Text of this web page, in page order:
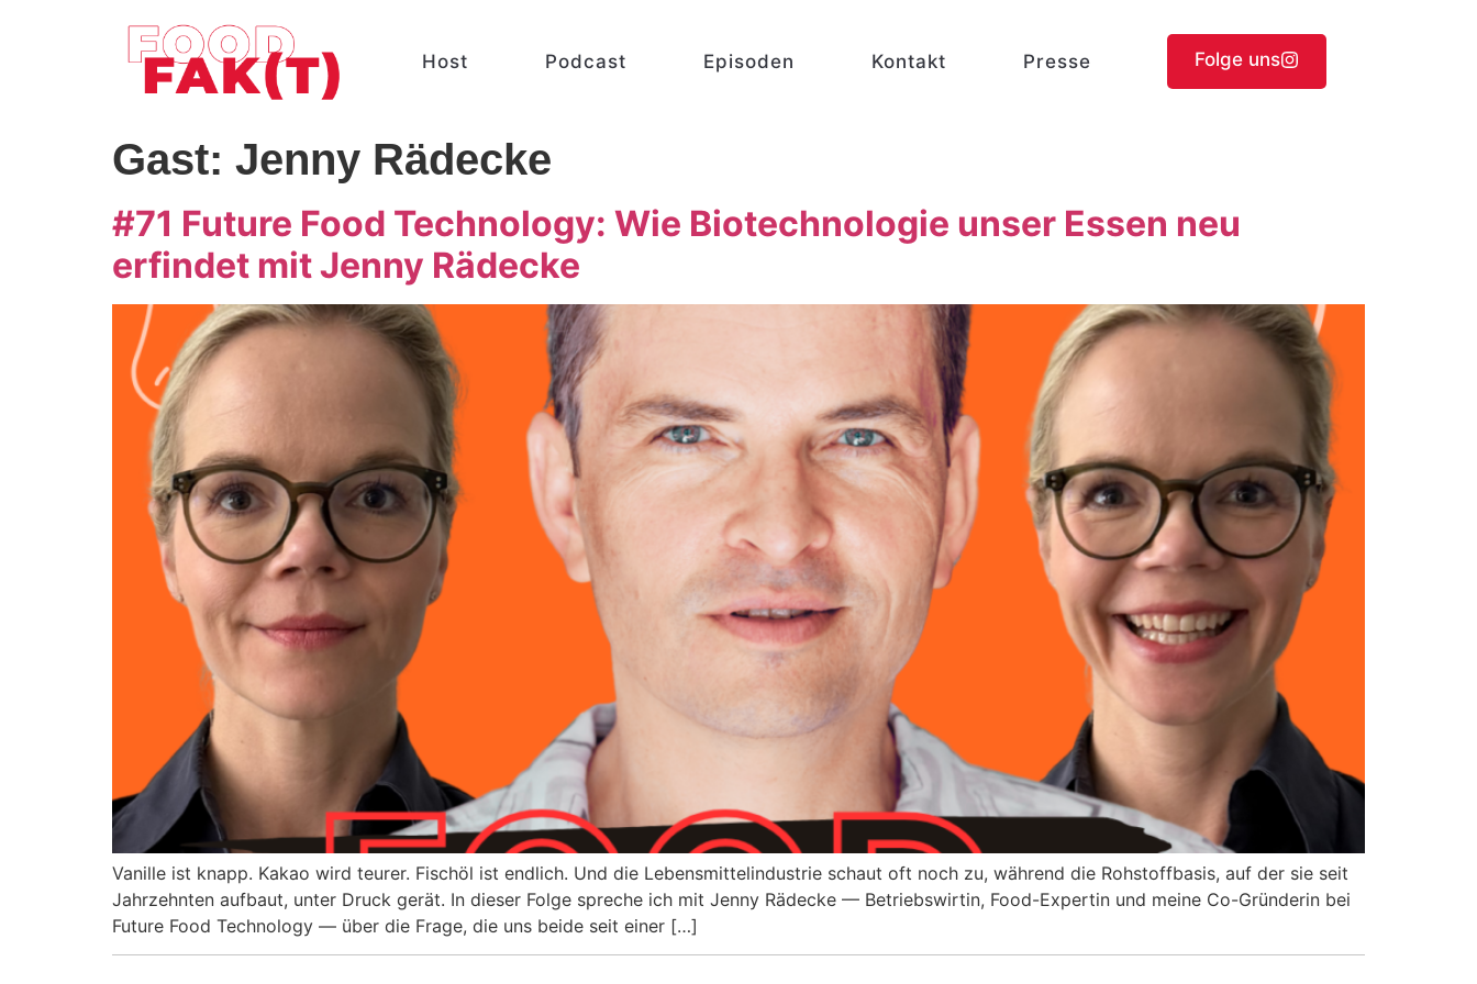
Host Podcast Episoden Kontakt Presse Folge uns
Gast: Jenny Rädecke
#71 Future Food Technology: Wie Biotechnologie unser Essen neu
erfindet mit Jenny Rädecke
Vanille ist knapp. Kakao wird teurer. Fischöl ist endlich. Und die Lebensmittelindustrie schaut oft noch zu, während die Rohstoffbasis, auf der sie seit
Jahrzehnten aufbaut, unter Druck gerät. In dieser Folge spreche ich mit Jenny Rädecke — Betriebswirtin, Food-Expertin und meine Co-Gründerin bei
Future Food Technology — über die Frage, die uns beide seit einer […]